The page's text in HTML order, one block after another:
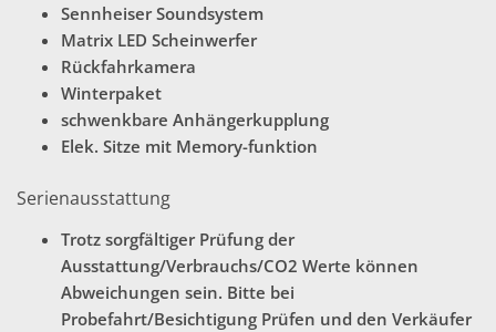
Sennheiser Soundsystem
Matrix LED Scheinwerfer
Rückfahrkamera
Winterpaket
schwenkbare Anhängerkupplung
Elek. Sitze mit Memory-funktion
Serienausstattung
Trotz sorgfältiger Prüfung der
Ausstattung/Verbrauchs/CO2 Werte können
Abweichungen sein. Bitte bei
Probefahrt/Besichtigung Prüfen und den Verkäufer